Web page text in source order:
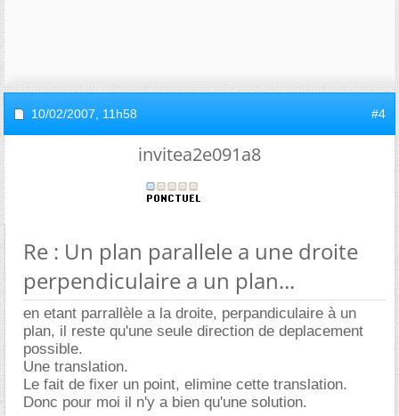
10/02/2007, 11h58 #4
invitea2e091a8
Re : Un plan parallele a une droite
perpendiculaire a un plan...
en etant parrallèle a la droite, perpandiculaire à un
plan, il reste qu'une seule direction de deplacement
possible.
Une translation.
Le fait de fixer un point, elimine cette translation.
Donc pour moi il n'y a bien qu'une solution.